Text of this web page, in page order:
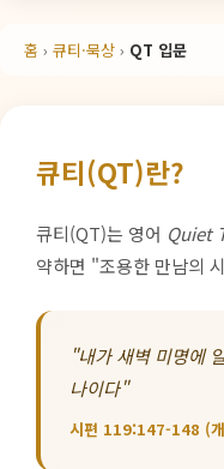
홈 › 큐티·묵상 › QT 입문
큐티(QT)란?
큐티(QT)는 영어 Quiet
약하면 "조용한 만남의
"내가 새벽 미명에
나이다"
시편 119:147-148 (